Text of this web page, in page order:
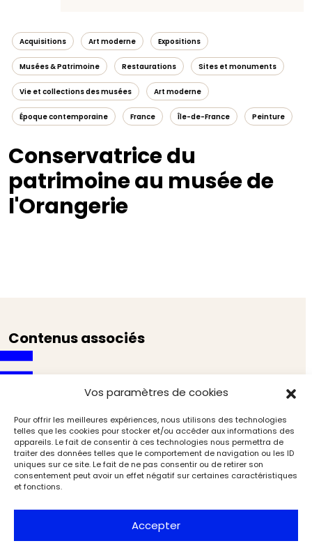
Vos paramètres de cookies
Pour offrir les meilleures expériences, nous utilisons des technologies
telles que les cookies pour stocker et/ou accéder aux informations des
appareils. Le fait de consentir à ces technologies nous permettra de
traiter des données telles que le comportement de navigation ou les ID
uniques sur ce site. Le fait de ne pas consentir ou de retirer son
consentement peut avoir un effet négatif sur certaines caractéristiques
et fonctions.
Accepter
Acquisitions Art moderne Expositions
Musées & Patrimoine Restaurations Sites et monuments
Vie et collections des musées Art moderne
Époque contemporaine France Île-de-France Peinture
Conservatrice du
patrimoine au musée de
l'Orangerie
Contenus associés